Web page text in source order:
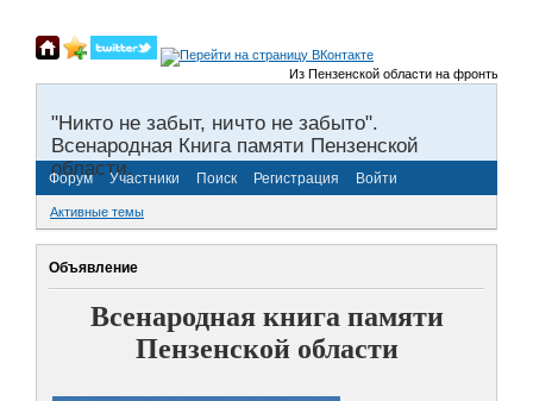
Из Пензенской области на фронты
"Никто не забыт, ничто не забыто".
Всенародная Книга памяти Пензенской
области.
Форум Участники Поиск Регистрация Войти
Активные темы
Объявление
Всенародная книга памяти
Пензенской области